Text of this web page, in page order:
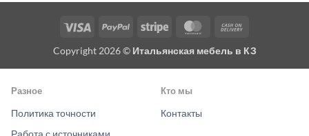
Visa PayPal Stripe MasterCard
Delivery
Copyright 2026 © Итальянская мебель в КЗ
Разное
Политика точности
Кто мы
Контакты